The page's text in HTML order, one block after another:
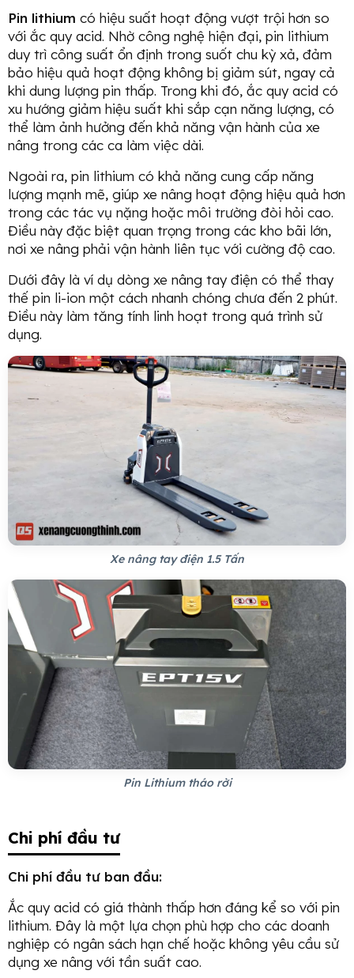
Pin lithium có hiệu suất hoạt động vượt trội hơn so
với ắc quy acid. Nhờ công nghệ hiện đại, pin lithium
duy trì công suất ổn định trong suốt chu kỳ xả, đảm
bảo hiệu quả hoạt động không bị giảm sút, ngay cả
khi dung lượng pin thấp. Trong khi đó, ắc quy acid có
xu hướng giảm hiệu suất khi sắp cạn năng lượng, có
thể làm ảnh hưởng đến khả năng vận hành của xe
nâng trong các ca làm việc dài.
Ngoài ra, pin lithium có khả năng cung cấp năng
lượng mạnh mẽ, giúp xe nâng hoạt động hiệu quả hơn
trong các tác vụ nặng hoặc môi trường đòi hỏi cao.
Điều này đặc biệt quan trọng trong các kho bãi lớn,
nơi xe nâng phải vận hành liên tục với cường độ cao.
Dưới đây là ví dụ dòng xe nâng tay điện có thể thay
thế pin li-ion một cách nhanh chóng chưa đến 2 phút.
Điều này làm tăng tính linh hoạt trong quá trình sử
dụng.
Xe nâng tay điện 1.5 Tấn
Pin Lithium tháo rời
Chi phí đầu tư
Chi phí đầu tư ban đầu:
Ắc quy acid có giá thành thấp hơn đáng kể so với pin
lithium. Đây là một lựa chọn phù hợp cho các doanh
nghiệp có ngân sách hạn chế hoặc không yêu cầu sử
dụng xe nâng với tần suất cao.